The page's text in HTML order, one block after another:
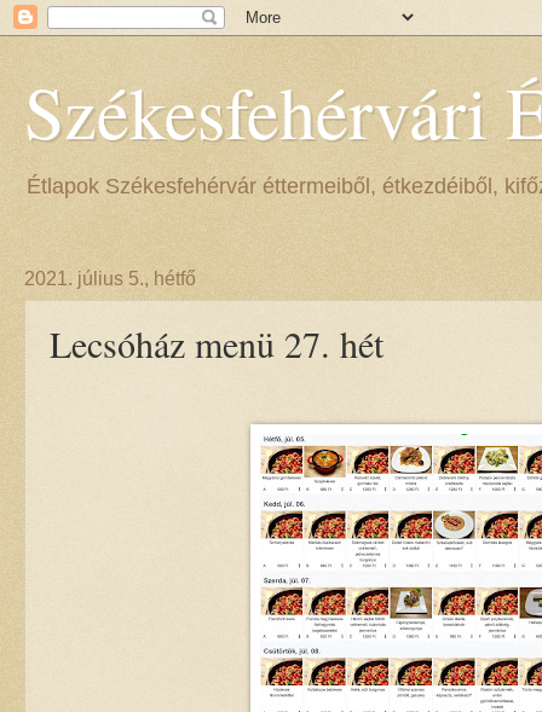
Székesfehérvári
Étlapok Székesfehérvár éttermeiből, étkezdéiből,
2021. július 5., hétfő
Lecsóház menü 27. hét